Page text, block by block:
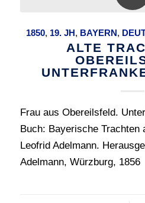
1850, 19. JH, BAYERN,
ALTE
Frau aus Obereilsfeld.
Buch: Bayerische Trachten
Leofrid Adelmann.
Adelmann, Würzburg, 1856